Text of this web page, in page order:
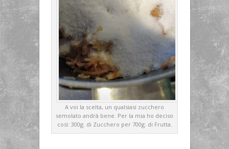
A voi la scelta, un qualsiasi zucchero
semolato andrà bene. Per la mia ho deciso
così: 300g. di Zucchero per 700g. di Frutta.